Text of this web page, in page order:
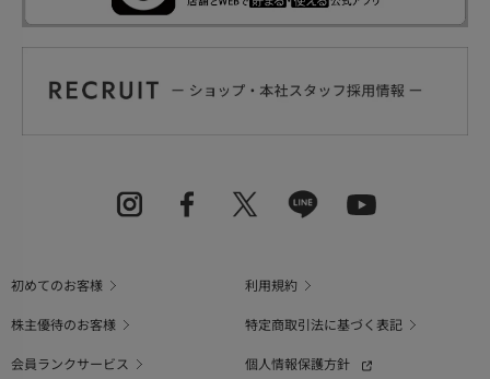
初めてのお客様
利用規約
株主優待のお客様
特定商取引法に基づく表記
会員ランクサービス
個人情報保護方針